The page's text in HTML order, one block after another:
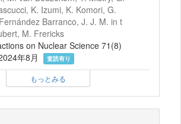
K. Izumi, K. Komori, G.
Barranco, J. J. M. in t
M. Frericks
on Nuclear Science 71(8)
年8月
査読有り
もっとみる